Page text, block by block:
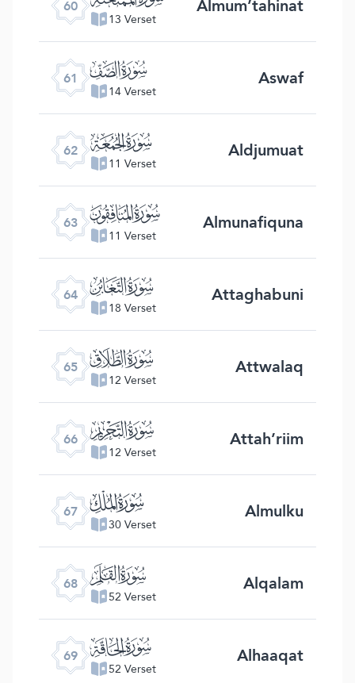
60
13 Verset
61 ﯪ
14 Verset Aswaf
62 ﯫ
11 Verset Aldjumuat
63 ﯬ
11 Verset Almunafiquna
64 ﯭ
18 Verset Attaghabuni
65 ﯮ
12 Verset Attwalaq
66 ﯯ
12 Verset Attah’riim
67 ﯰ
30 Verset Almulku
68 ﯱ
52 Verset Alqalam
69 ﯲ
52 Verset Alhaaqat